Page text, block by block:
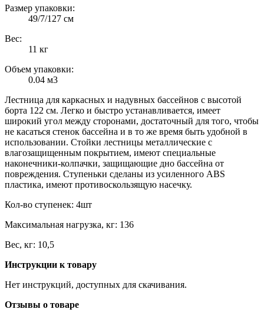
Размер упаковки:
49/7/127 см
Вес:
11 кг
Объем упаковки:
0.04 м3
Лестница для каркасных и надувных бассейнов с высотой
борта 122 см. Легко и быстро устанавливается, имеет
широкий угол между сторонами, достаточный для того, чтобы
не касаться стенок бассейна и в то же время быть удобной в
использовании. Стойки лестницы металлические с
влагозащищенным покрытием, имеют специальные
наконечники-колпачки, защищающие дно бассейна от
повреждения. Ступеньки сделаны из усиленного ABS
пластика, имеют противоскользящую насечку.
Кол-во ступенек: 4шт
Максимальная нагрузка, кг: 136
Вес, кг: 10,5
Инструкции к товару
Нет инструкций, доступных для скачивания.
Отзывы о товаре